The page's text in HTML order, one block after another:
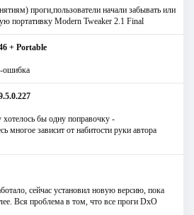
проги,пользователи начали забывать или
портативку Modern Tweaker 2.1 Final
+ Portable
ошибка
бы одну поправочку -
многое зависит от набитости руки автора
сейчас установил новую версию, пока
Вся проблема в том, что все проги DxO